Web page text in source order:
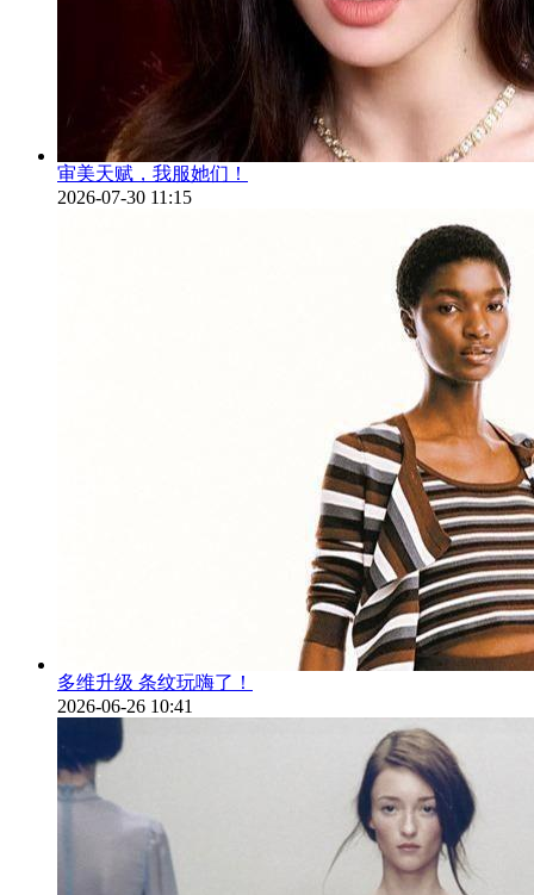
审美天赋，我服她们！
2026-07-30 11:15
多维升级 条纹玩嗨了！
2026-06-26 10:41